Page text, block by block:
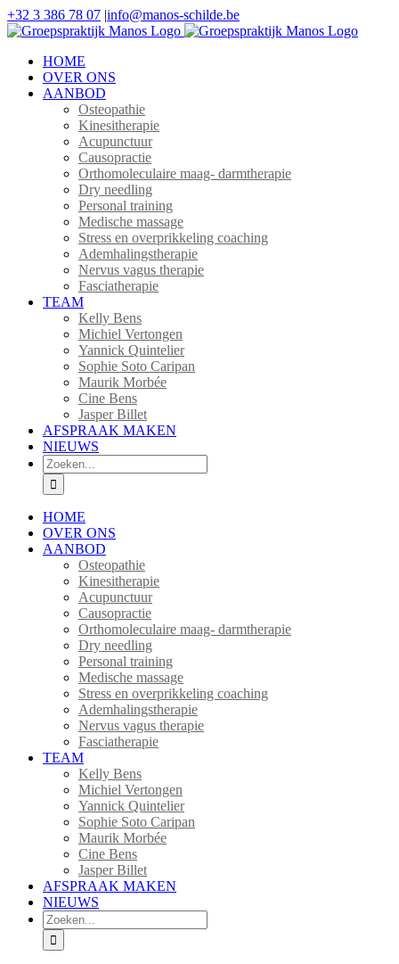
Ga
naar
+32 3 386 78 07 |info@manos-schilde.be
Facebook
Instagram
HOME
OVER ONS
AANBOD
Osteopathie
Kinesitherapie
Acupunctuur
Causopractie
Orthomoleculaire maag- darmtherapie
Dry needling
Personal training
Medische massage
Stress en overprikkeling coaching
Ademhalingstherapie
Nervus vagus therapie
Fasciatherapie
TEAM
Kelly Bens
Michiel Vertongen
Yannick Quintelier
Sophie Soto Caripan
Maurik Morbée
Cine Bens
Jasper Billet
AFSPRAAK MAKEN
NIEUWS
Zoeken
naar:
HOME
OVER ONS
AANBOD
Osteopathie
Kinesitherapie
Acupunctuur
Causopractie
Orthomoleculaire maag- darmtherapie
Dry needling
Personal training
Medische massage
Stress en overprikkeling coaching
Ademhalingstherapie
Nervus vagus therapie
Fasciatherapie
TEAM
Kelly Bens
Michiel Vertongen
Yannick Quintelier
Sophie Soto Caripan
Maurik Morbée
Cine Bens
Jasper Billet
AFSPRAAK MAKEN
NIEUWS
Zoeken
naar: